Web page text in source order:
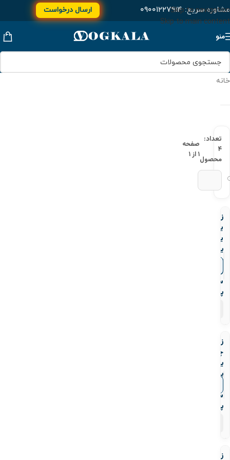
Skip to navigation
Skip to main content
مشاوره سریع:۰۹۰۰۱۲۲۷۹۱۴ ارسال درخواست
منو
خانه
تعداد:
۴
محصول
صفحه
۱ از ۱
زانو
یکسردنده
یکسرساکتی
یو
پی
وی
سی
پیمتاش
زانو
چسبی
یو
پی
سی
پیمتاش
زانو